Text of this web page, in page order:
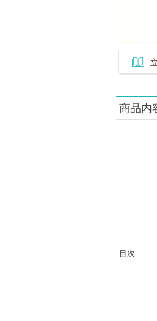
商品内
目次